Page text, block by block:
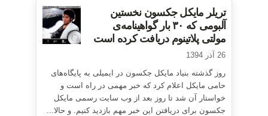
تریلر مایکل جکسون نخستین
آلبومی که ۳۰ بار گواهینامه‌ی
مولتی پلاتینوم دریافت کرده است
26 آذر 1394
روز گذشته بنیاد مایکل جکسون در ایمیلی به پایگاه‌های
حامی مایکل اعلام کرد که خبر مهمی در راه است و
خواستار آن شد تا روز بعد از وب سایت رسمی مایکل
جکسون برای دریافتن این خبر مهم بازدید کنیم. و حالا...